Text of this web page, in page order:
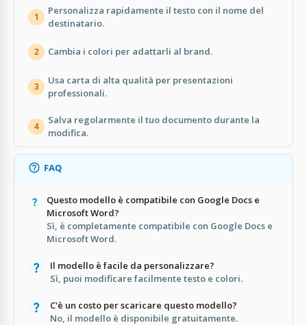
1
Personalizza rapidamente il testo con il nome del
destinatario.
2 Cambia i colori per adattarli al brand.
3
Usa carta di alta qualità per presentazioni
professionali.
4
Salva regolarmente il tuo documento durante la
modifica.
FAQ
Questo modello è compatibile con Google Docs e
Microsoft Word?
Sì, è completamente compatibile con Google Docs e
Microsoft Word.
Il modello è facile da personalizzare?
Sì, puoi modificare facilmente testo e colori.
C'è un costo per scaricare questo modello?
No, il modello è disponibile gratuitamente.